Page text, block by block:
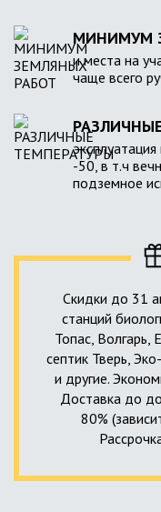
МИНИМУМ
и места на
чаще всего
-50, в т.ч
подземное
Скидки до 31
станций
Топас, Волгарь,
септик Тверь,
и другие.
Доставка до
80%